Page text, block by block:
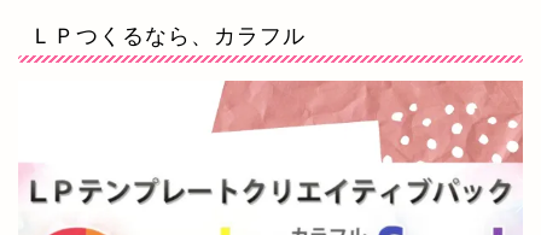
ＬＰつくるなら、カラフル